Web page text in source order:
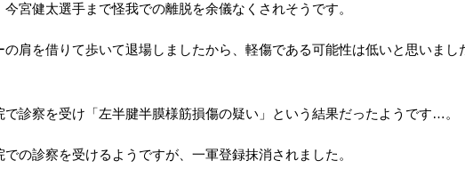
今宮健太選手まで怪我での離脱を余儀なくされそうです。
の肩を借りて歩いて退場しましたから、軽傷である可能性は低いと思いまし
で診察を受け「左半腱半膜様筋損傷の疑い」という結果だったようです…。
での診察を受けるようですが、一軍登録抹消されました。